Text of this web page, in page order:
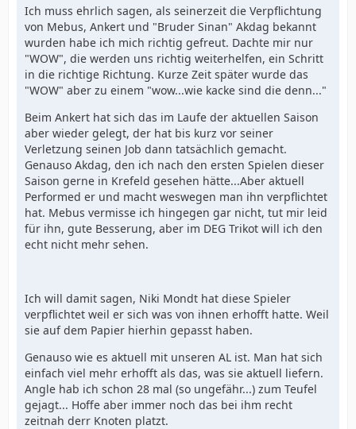
Ich muss ehrlich sagen, als seinerzeit die Verpflichtung
von Mebus, Ankert und "Bruder Sinan" Akdag bekannt
wurden habe ich mich richtig gefreut. Dachte mir nur
"WOW", die werden uns richtig weiterhelfen, ein Schritt
in die richtige Richtung. Kurze Zeit später wurde das
"WOW" aber zu einem "wow...wie kacke sind die denn..."
Beim Ankert hat sich das im Laufe der aktuellen Saison
aber wieder gelegt, der hat bis kurz vor seiner
Verletzung seinen Job dann tatsächlich gemacht.
Genauso Akdag, den ich nach den ersten Spielen dieser
Saison gerne in Krefeld gesehen hätte...Aber aktuell
Performed er und macht weswegen man ihn verpflichtet
hat. Mebus vermisse ich hingegen gar nicht, tut mir leid
für ihn, gute Besserung, aber im DEG Trikot will ich den
echt nicht mehr sehen.
Ich will damit sagen, Niki Mondt hat diese Spieler
verpflichtet weil er sich was von ihnen erhofft hatte. Weil
sie auf dem Papier hierhin gepasst haben.
Genauso wie es aktuell mit unseren AL ist. Man hat sich
einfach viel mehr erhofft als das, was sie aktuell liefern.
Angle hab ich schon 28 mal (so ungefähr...) zum Teufel
gejagt... Hoffe aber immer noch das bei ihm recht
zeitnah derr Knoten platzt.